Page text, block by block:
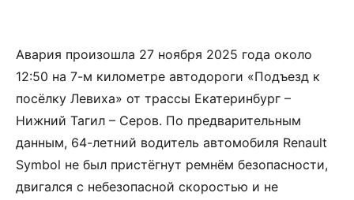
Авария произошла 27 ноября 2025 года около
12:50 на 7-м километре автодороги «Подъезд к
посёлку Левиха» от трассы Екатеринбург –
Нижний Тагил – Серов. По предварительным
данным, 64-летний водитель автомобиля Renault
Symbol не был пристёгнут ремнём безопасности,
двигался с небезопасной скоростью и не